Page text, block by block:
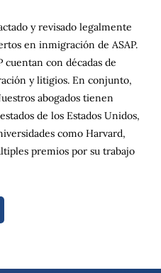
y revisado legalmente
en inmigración de ASAP.
cuentan con décadas de
y litigios. En conjunto,
abogados tienen
de los Estados Unidos,
como Harvard,
premios por su trabajo